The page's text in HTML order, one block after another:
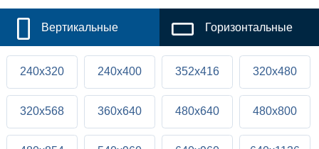
Вертикальные Горизонтальные
240x320 240x400 352x416 320x480
320x568 360x640 480x640 480x800